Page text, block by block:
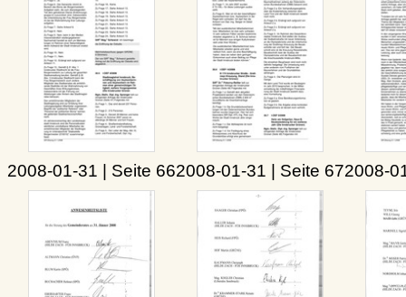
2008-01-31 | Seite 662008-01-31 | Seite 672008-